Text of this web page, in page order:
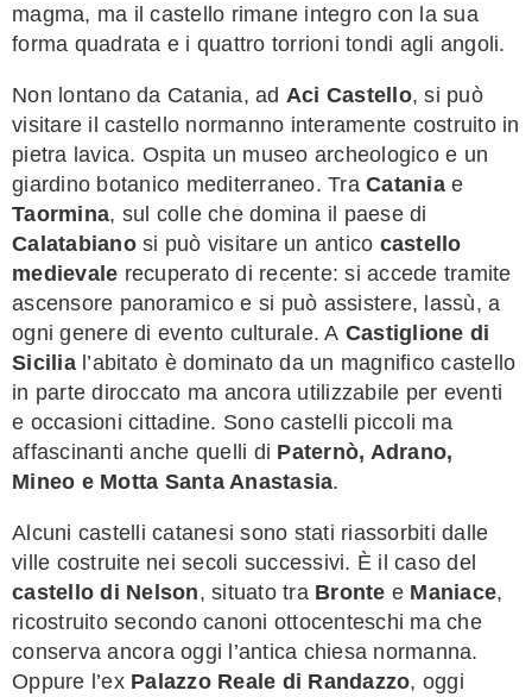
magma, ma il castello rimane integro con la sua
forma quadrata e i quattro torrioni tondi agli angoli.
Non lontano da Catania, ad Aci Castello, si può
visitare il castello normanno interamente costruito in
pietra lavica. Ospita un museo archeologico e un
giardino botanico mediterraneo. Tra Catania e
Taormina, sul colle che domina il paese di
Calatabiano si può visitare un antico castello
medievale recuperato di recente: si accede tramite
ascensore panoramico e si può assistere, lassù, a
ogni genere di evento culturale. A Castiglione di
Sicilia l’abitato è dominato da un magnifico castello
in parte diroccato ma ancora utilizzabile per eventi
e occasioni cittadine. Sono castelli piccoli ma
affascinanti anche quelli di Paternò, Adrano,
Mineo e Motta Santa Anastasia.
Alcuni castelli catanesi sono stati riassorbiti dalle
ville costruite nei secoli successivi. È il caso del
castello di Nelson, situato tra Bronte e Maniace,
ricostruito secondo canoni ottocenteschi ma che
conserva ancora oggi l’antica chiesa normanna.
Oppure l’ex Palazzo Reale di Randazzo, oggi